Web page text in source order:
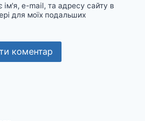
ім'я, e-mail, та адресу сайту в
для моїх подальших